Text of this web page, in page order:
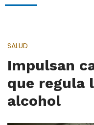
SALUD
Impulsan
que regula
alcohol